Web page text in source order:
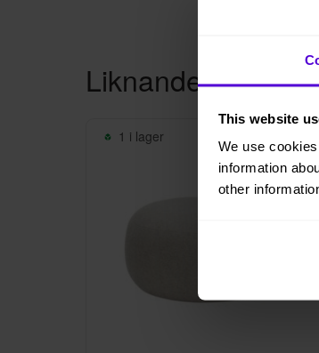
This website
We use
information
other
Liknande
1 i lager